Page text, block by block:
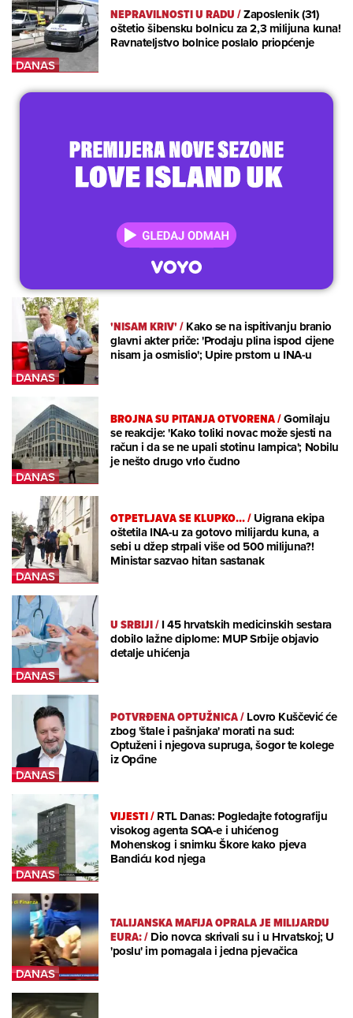
NEPRAVILNOSTI U RADU/Zaposlenik (31)
oštetio šibensku bolnicu za 2,3 milijuna kuna!
Ravnateljstvo bolnice poslalo priopćenje
'NISAM KRIV'/Kako se na ispitivanju branio
glavni akter priče: 'Prodaju plina ispod cijene
nisam ja osmislio'; Upire prstom u INA-u
BROJNA SU PITANJA OTVORENA/Gomilaju
se reakcije: 'Kako toliki novac može sjesti na
račun i da se ne upali stotinu lampica'; Nobilu
je nešto drugo vrlo čudno
OTPETLJAVA SE KLUPKO.../Uigrana ekipa
oštetila INA-u za gotovo milijardu kuna, a
sebi u džep strpali više od 500 milijuna?!
Ministar sazvao hitan sastanak
U SRBIJI/I 45 hrvatskih medicinskih sestara
dobilo lažne diplome: MUP Srbije objavio
detalje uhićenja
POTVRĐENA OPTUŽNICA/Lovro Kuščević će
zbog 'štale i pašnjaka' morati na sud:
Optuženi i njegova supruga, šogor te kolege
iz Općine
VIJESTI/RTL Danas: Pogledajte fotografiju
visokog agenta SOA-e i uhićenog
Mohenskog i snimku Škore kako pjeva
Bandiću kod njega
TALIJANSKA MAFIJA OPRALA JE MILIJARDU
EURA:/Dio novca skrivali su i u Hrvatskoj; U
'poslu' im pomagala i jedna pjevačica